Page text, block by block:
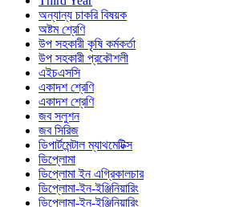
অন্যান্য চাকরি বিষয়ক
অষ্টম শ্রেণি
উপ সহকারী কৃষি কর্মকর্তা
উপ সহকারী প্রকৌশলী
এইচএসসি
একাদশ শ্রেণি
একাদশ শ্রেণি
জব সলুশন
জব সিরিজ
ডিপার্টমেন্টাল ম্যাথমেটিক্স
ডিপ্লোমা
ডিপ্লোমা ইন এগ্রিকালচার
ডিপ্লোমা-ইন-ইঞ্জিনিয়ারিং
ডিপ্লোমা-ইন-ইঞ্জিনিয়ারিং